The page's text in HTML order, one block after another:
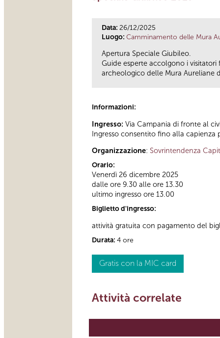
Data: 26/12/2025
Luogo: Camminamento delle Mura
Apertura Speciale Giubileo.
Guide esperte accolgono i
archeologico delle Mura Aureliane
Informazioni:
Ingresso: Via Campania di fronte al
Ingresso consentito fino alla capienza
Organizzazione: Sovrintendenza
Orario:
Venerdì 26 dicembre 2025
dalle ore 9.30 alle ore 13.30
ultimo ingresso ore 13.00
Biglietto d'ingresso:
attività gratuita con pagamento del
Durata: 4 ore
Gratis con la MIC card
Attività correlate